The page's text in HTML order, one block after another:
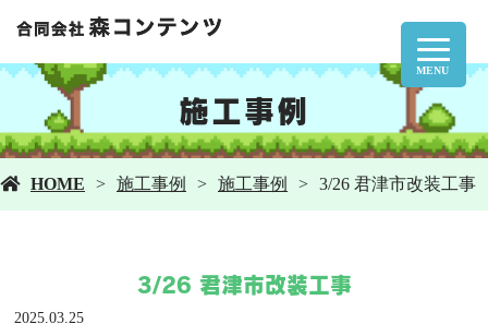
MENU
施工事例
HOME 施工事例 施工事例 3/26 君津市改装工事
3/26 君津市改装工事
2025.03.25